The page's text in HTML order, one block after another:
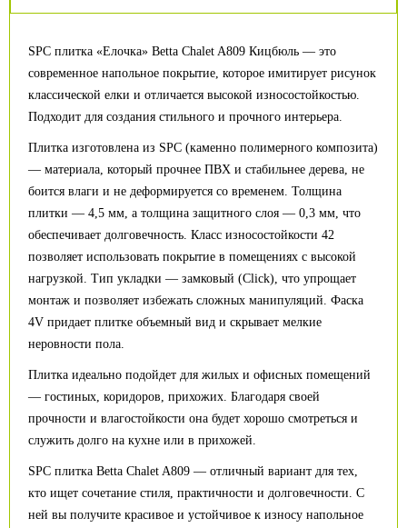
SPC плитка «Елочка» Betta Chalet A809 Кицбюль — это
современное напольное покрытие, которое имитирует рисунок
классической елки и отличается высокой износостойкостью.
Подходит для создания стильного и прочного интерьера.
Плитка изготовлена из SPC (каменно полимерного композита)
— материала, который прочнее ПВХ и стабильнее дерева, не
боится влаги и не деформируется со временем. Толщина
плитки — 4,5 мм, а толщина защитного слоя — 0,3 мм, что
обеспечивает долговечность. Класс износостойкости 42
позволяет использовать покрытие в помещениях с высокой
нагрузкой. Тип укладки — замковый (Click), что упрощает
монтаж и позволяет избежать сложных манипуляций. Фаска
4V придает плитке объемный вид и скрывает мелкие
неровности пола.
Плитка идеально подойдет для жилых и офисных помещений
— гостиных, коридоров, прихожих. Благодаря своей
прочности и влагостойкости она будет хорошо смотреться и
служить долго на кухне или в прихожей.
SPC плитка Betta Chalet A809 — отличный вариант для тех,
кто ищет сочетание стиля, практичности и долговечности. С
ней вы получите красивое и устойчивое к износу напольное